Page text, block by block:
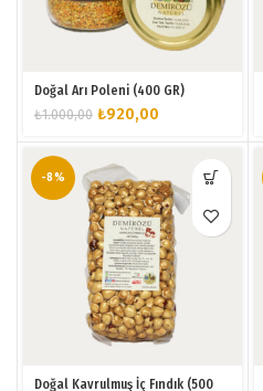
Doğal Arı Poleni (400 GR)
₺1.000,00 Orijinal
₺920,00
₺920,00.
-8%
Doğal Kavrulmuş İç Fındık (500